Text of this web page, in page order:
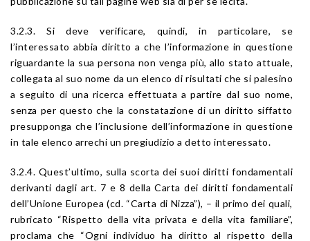
3.2.3. Si deve verificare, quindi, in particolare, se
l’interessato abbia diritto a che l’informazione in questione
riguardante la sua persona non venga più, allo stato attuale,
collegata al suo nome da un elenco di risultati che si palesino
a seguito di una ricerca effettuata a partire dal suo nome,
senza per questo che la constatazione di un diritto siffatto
presupponga che l’inclusione dell’informazione in questione
in tale elenco arrechi un pregiudizio a detto interessato.
3.2.4. Quest’ultimo, sulla scorta dei suoi diritti fondamentali
derivanti dagli art. 7 e 8 della Carta dei diritti fondamentali
dell’Unione Europea (cd. “Carta di Nizza”), – il primo dei quali,
rubricato “Rispetto della vita privata e della vita familiare”,
proclama che “Ogni individuo ha diritto al rispetto della